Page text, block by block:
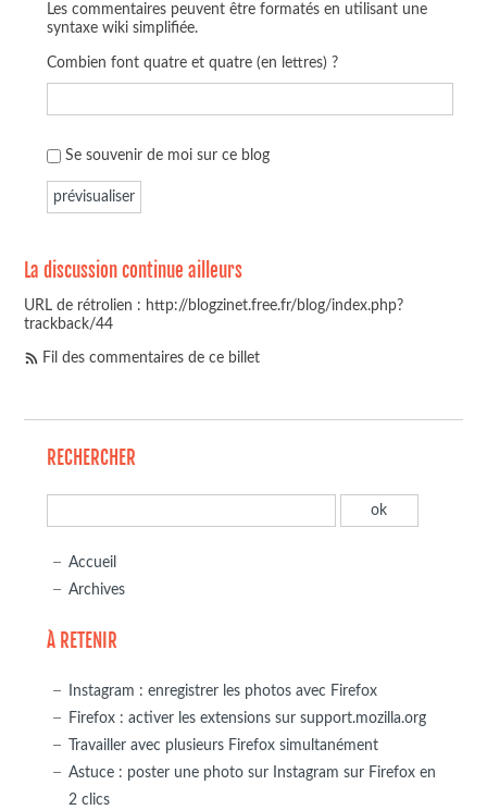
Les commentaires peuvent être formatés en utilisant une
syntaxe wiki simplifiée.
Combien font quatre et quatre (en lettres) ?
Se souvenir de moi sur ce blog
La discussion continue ailleurs
URL de rétrolien : http://blogzinet.free.fr/blog/index.php?
trackback/44
Fil des commentaires de ce billet
RECHERCHER
Accueil
Archives
À RETENIR
Instagram : enregistrer les photos avec Firefox
Firefox : activer les extensions sur support.mozilla.org
Travailler avec plusieurs Firefox simultanément
Astuce : poster une photo sur Instagram sur Firefox en
2 clics